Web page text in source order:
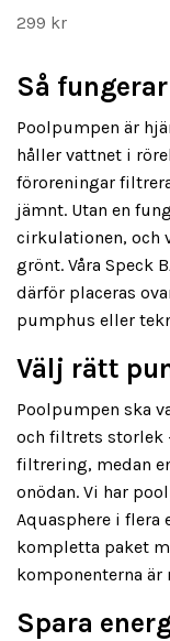
299 kr
Så
Poolpumpen är
håller vattnet i
föroreningar
jämnt. Utan en
cirkulationen, och
grönt. Våra Speck
därför placeras
pumphus eller
Välj rätt
Poolpumpen ska
och filtrets storlek
filtrering, medan
onödan. Vi har
Aquasphere i flera
kompletta paket
komponenterna är
Spara